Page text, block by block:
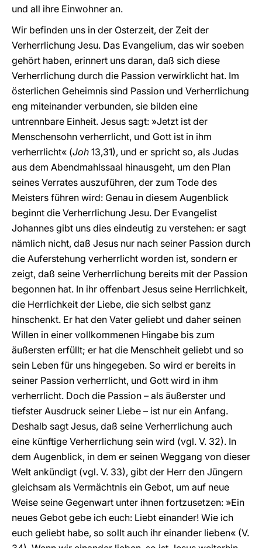
und all ihre Einwohner an.
Wir befinden uns in der Osterzeit, der Zeit der
Verherrlichung Jesu. Das Evangelium, das wir soeben
gehört haben, erinnert uns daran, daß sich diese
Verherrlichung durch die Passion verwirklicht hat. Im
österlichen Geheimnis sind Passion und Verherrlichung
eng miteinander verbunden, sie bilden eine
untrennbare Einheit. Jesus sagt: »Jetzt ist der
Menschensohn verherrlicht, und Gott ist in ihm
verherrlicht« (Joh 13,31), und er spricht so, als Judas
aus dem Abendmahlssaal hinausgeht, um den Plan
seines Verrates auszuführen, der zum Tode des
Meisters führen wird: Genau in diesem Augenblick
beginnt die Verherrlichung Jesu. Der Evangelist
Johannes gibt uns dies eindeutig zu verstehen: er sagt
nämlich nicht, daß Jesus nur nach seiner Passion durch
die Auferstehung verherrlicht worden ist, sondern er
zeigt, daß seine Verherrlichung bereits mit der Passion
begonnen hat. In ihr offenbart Jesus seine Herrlichkeit,
die Herrlichkeit der Liebe, die sich selbst ganz
hinschenkt. Er hat den Vater geliebt und daher seinen
Willen in einer vollkommenen Hingabe bis zum
äußersten erfüllt; er hat die Menschheit geliebt und so
sein Leben für uns hingegeben. So wird er bereits in
seiner Passion verherrlicht, und Gott wird in ihm
verherrlicht. Doch die Passion – als äußerster und
tiefster Ausdruck seiner Liebe – ist nur ein Anfang.
Deshalb sagt Jesus, daß seine Verherrlichung auch
eine künftige Verherrlichung sein wird (vgl. V. 32). In
dem Augenblick, in dem er seinen Weggang von dieser
Welt ankündigt (vgl. V. 33), gibt der Herr den Jüngern
gleichsam als Vermächtnis ein Gebot, um auf neue
Weise seine Gegenwart unter ihnen fortzusetzen: »Ein
neues Gebot gebe ich euch: Liebt einander! Wie ich
euch geliebt habe, so sollt auch ihr einander lieben« (V.